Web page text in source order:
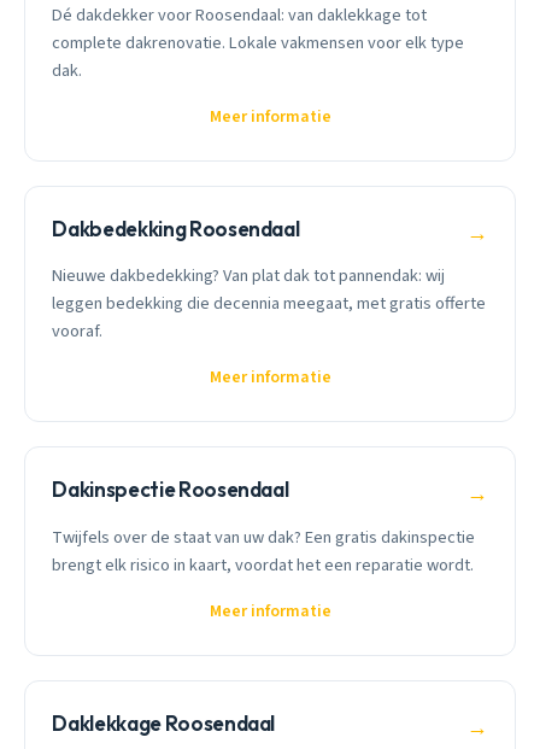
Dé dakdekker voor Roosendaal: van daklekkage tot
complete dakrenovatie. Lokale vakmensen voor elk type
dak.
Meer informatie
Dakbedekking Roosendaal →
Nieuwe dakbedekking? Van plat dak tot pannendak: wij
leggen bedekking die decennia meegaat, met gratis offerte
vooraf.
Meer informatie
Dakinspectie Roosendaal →
Twijfels over de staat van uw dak? Een gratis dakinspectie
brengt elk risico in kaart, voordat het een reparatie wordt.
Meer informatie
Daklekkage Roosendaal →